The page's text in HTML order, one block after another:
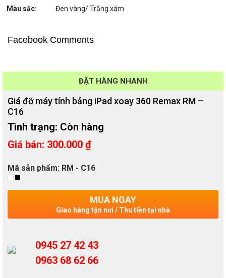
Màu sắc: Đen vàng/ Trắng xám
Facebook Comments
ĐẶT HÀNG NHANH
Giá đỡ máy tính bảng iPad xoay 360 Remax RM –
C16
Tình trạng: Còn hàng
Giá bán: 300.000 ₫
Mã sản phẩm: RM - C16
MUA NGAY
Giao hàng tận nơi / Thu tiền tại nhà
0945 27 42 43
0963 68 62 66